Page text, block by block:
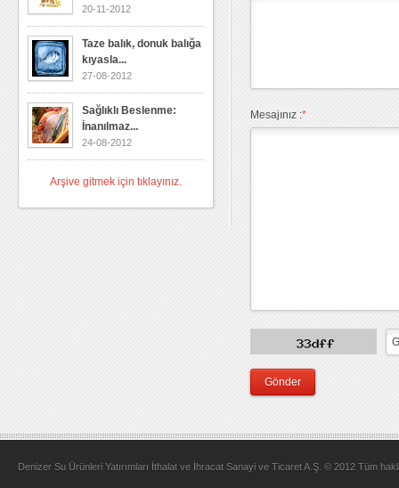
20-11-2012
Taze balık, donuk balığa
kıyasla...
27-08-2012
Sağlıklı Beslenme:
İnanılmaz...
24-08-2012
Arşive gitmek için tıklayınız.
Mesajınız :*
Gönder
Denizer Su Ürünleri Yatırımları İthalat ve İhracat Sanayi ve Ticaret A.Ş. © 2012 Tüm